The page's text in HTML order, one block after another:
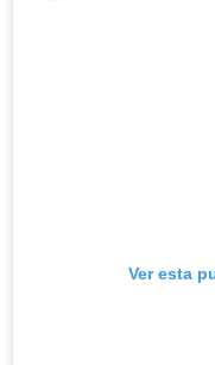
Ver esta